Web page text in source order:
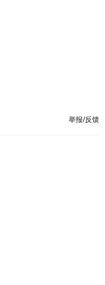
举报/反馈